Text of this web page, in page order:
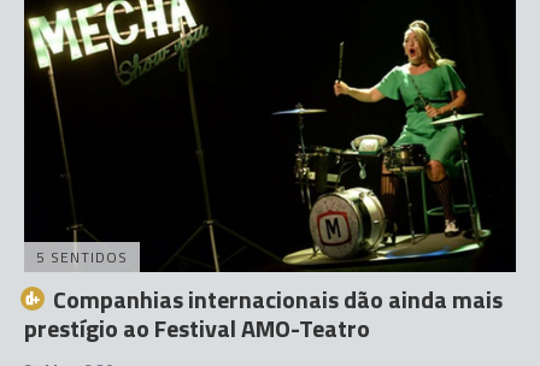
5 SENTIDOS
Companhias internacionais dão ainda mais
prestígio ao Festival AMO-Teatro